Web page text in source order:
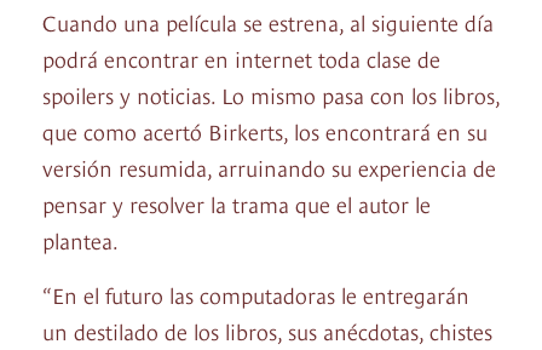
Cuando una película se estrena, al siguiente día
podrá encontrar en internet toda clase de
spoilers y noticias. Lo mismo pasa con los libros,
que como acertó Birkerts, los encontrará en su
versión resumida, arruinando su experiencia de
pensar y resolver la trama que el autor le
plantea.
“En el futuro las computadoras le entregarán
un destilado de los libros, sus anécdotas, chistes